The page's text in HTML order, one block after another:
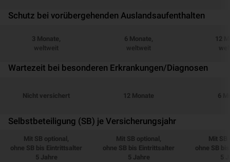
Schutz bei vorübergehenden Auslandsaufenthalten
3 Monate,
weltweit
6 Monate,
weltweit
12
Wartezeit bei besonderen Erkrankungen/Diagnosen
Nicht versichert 12 Monate 6
Selbstbeteiligung (SB) je Versicherungsjahr
Mit SB optional,
ohne SB bis Eintrittsalter
5 Jahre
Mit SB optional,
ohne SB bis Eintrittsalter
5 Jahre
Mit SB
ohne SB